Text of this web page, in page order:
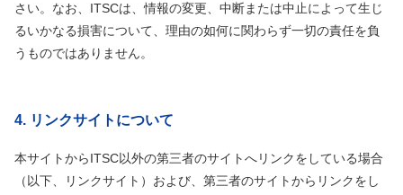
さい。なお、ITSCは、情報の変更、中断または中止によって生じ
るいかなる損害について、理由の如何に関わらず一切の責任を負
うものではありません。
4. リンクサイトについて
本サイトからITSC以外の第三者のサイトへリンクをしている場合
（以下、リンクサイト）および、第三者のサイトからリンクをし